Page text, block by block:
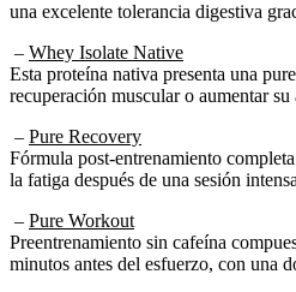
una excelente tolerancia digestiva
– Whey Isolate Native
Esta proteína nativa presenta una
recuperación muscular o aumentar
– Pure Recovery
Fórmula post-entrenamiento
la fatiga después de una sesión
– Pure Workout
Preentrenamiento sin cafeína
minutos antes del esfuerzo, con una